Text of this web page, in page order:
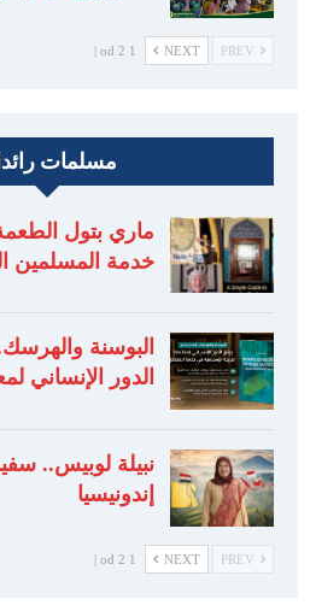
NEXT
1 od 2 |
مسلمات
ماري بتول
خدمة المسلمين
البوسنة
الدور الإنساني
نبيلة لوبيس..
إندونيسيا
NEXT
1 od 2 |